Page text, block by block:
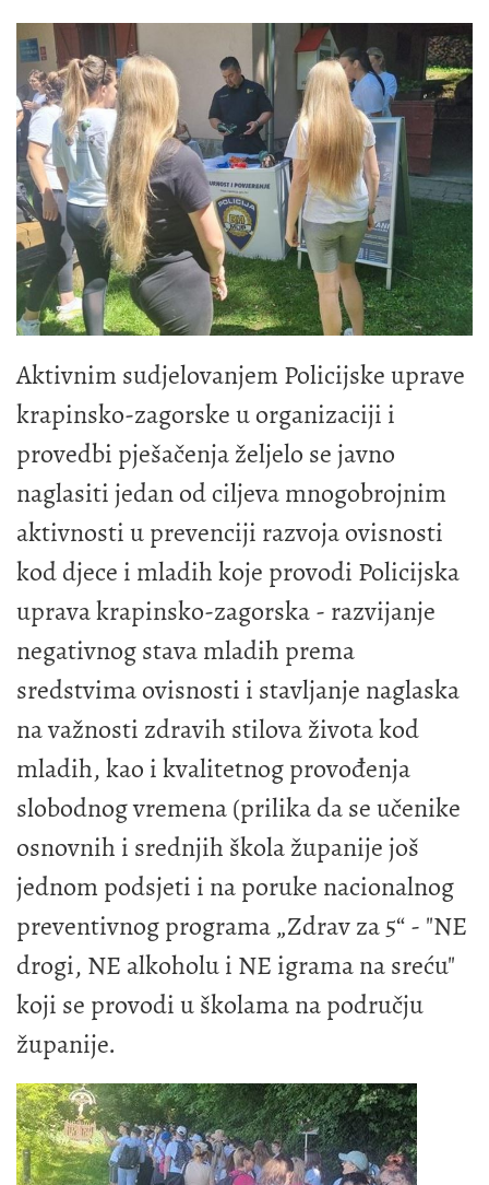
Aktivnim sudjelovanjem Policijske uprave
krapinsko-zagorske u organizaciji i
provedbi pješačenja željelo se javno
naglasiti jedan od ciljeva mnogobrojnim
aktivnosti u prevenciji razvoja ovisnosti
kod djece i mladih koje provodi Policijska
uprava krapinsko-zagorska - razvijanje
negativnog stava mladih prema
sredstvima ovisnosti i stavljanje naglaska
na važnosti zdravih stilova života kod
mladih, kao i kvalitetnog provođenja
slobodnog vremena (prilika da se učenike
osnovnih i srednjih škola županije još
jednom podsjeti i na poruke nacionalnog
preventivnog programa „Zdrav za 5“ - "NE
drogi, NE alkoholu i NE igrama na sreću"
koji se provodi u školama na području
županije.